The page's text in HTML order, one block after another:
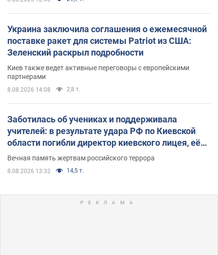
Украина заключила соглашения о ежемесячной
поставке ракет для системы Patriot из США:
Зеленский раскрыл подробности
Киев также ведет активные переговоры с европейскими
партнерами
8.08.2026 14:08 2,8 т.
Заботилась об учениках и поддерживала
учителей: в результате удара РФ по Киевской
области погибли директор киевского лицея, её
муж и внук
Вечная память жертвам российского террора
8.08.2026 13:32 14,5 т.